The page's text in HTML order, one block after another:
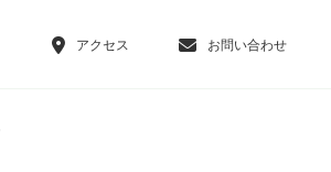
アクセス お問い合わせ